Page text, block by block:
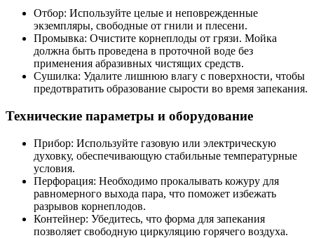
Отбор: Используйте целые и неповрежденные
экземпляры, свободные от гнили и плесени.
Промывка: Очистите корнеплоды от грязи. Мойка
должна быть проведена в проточной воде без
применения абразивных чистящих средств.
Сушилка: Удалите лишнюю влагу с поверхности, чтобы
предотвратить образование сырости во время запекания.
Технические параметры и оборудование
Прибор: Используйте газовую или электрическую
духовку, обеспечивающую стабильные температурные
условия.
Перфорация: Необходимо прокалывать кожуру для
равномерного выхода пара, что поможет избежать
разрывов корнеплодов.
Контейнер: Убедитесь, что форма для запекания
позволяет свободную циркуляцию горячего воздуха.